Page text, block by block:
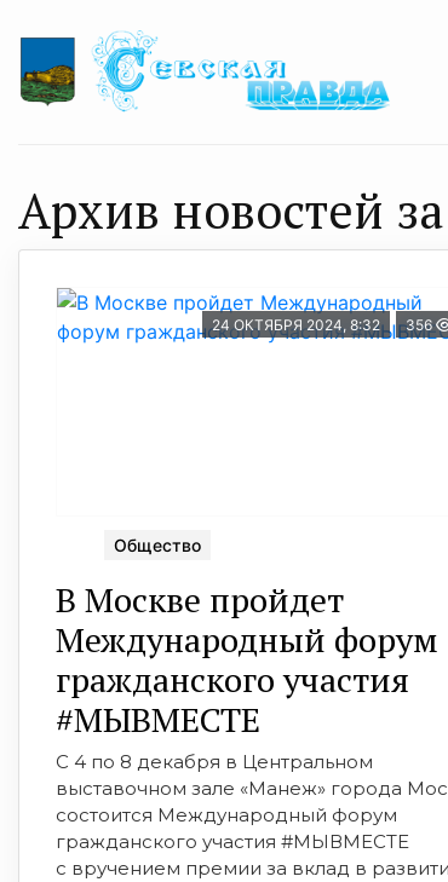
Архив новостей
24 ОКТЯБРЯ 2024, 8:32 356
Общество
В Москве пройдет
Международный форум
гражданского участия
#МЫВМЕСТЕ
C 4 по 8 декабря в Центральном
выставочном зале «Манеж» города
состоится Международный форум
гражданского участия #МЫВМЕСТЕ
с вручением премии за вклад в